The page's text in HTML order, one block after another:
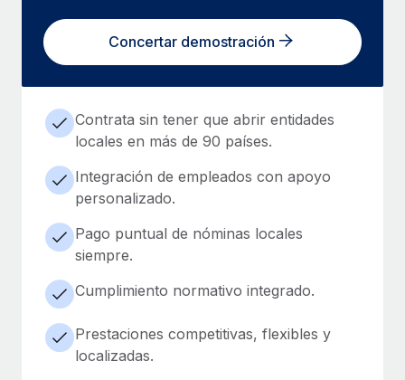
Concertar demostración
Contrata sin tener que abrir entidades
locales en más de 90 países.
Integración de empleados con apoyo
personalizado.
Pago puntual de nóminas locales
siempre.
Cumplimiento normativo integrado.
Prestaciones competitivas, flexibles y
localizadas.